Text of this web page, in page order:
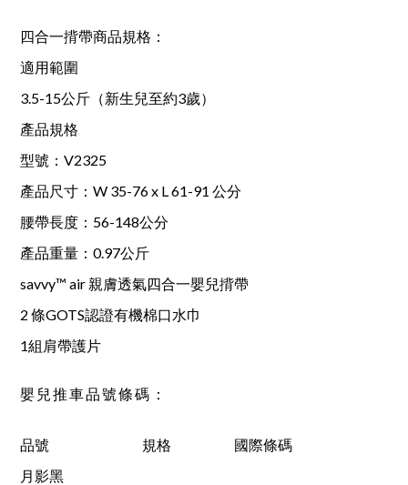
四合一揹帶商品規格：
適用範圍
3.5-15公斤（新生兒至約3歲）
產品規格
型號：V2325
產品尺寸：W 35-76 x L 61-91 公分
腰帶長度：56-148公分
產品重量：0.97公斤
savvy™ air 親膚透氣四合一嬰兒揹帶
2 條GOTS認證有機棉口水巾
1組肩帶護片
嬰兒推車品號條碼：
品號 規格 國際條碼
月影黑